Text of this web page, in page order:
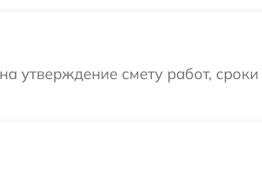
утверждение смету работ,